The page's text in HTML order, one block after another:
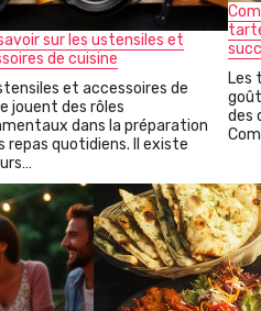
sur les ustensiles et
de cuisine
et accessoires de
jouent des rôles
dans la préparation
repas quotidiens. Il existe
Les
des